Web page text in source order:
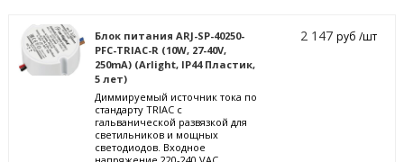
Блок питания ARJ-SP-40250-
PFC-TRIAC-R (10W, 27-40V,
250mA) (Arlight, IP44 Пластик,
5 лет)
Диммируемый источник тока по
стандарту TRIAC с
гальванической развязкой для
светильников и мощных
светодиодов. Входное
2 147руб /шт